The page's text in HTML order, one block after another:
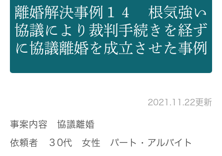
離婚解決事例１４ 根気強い
協議により裁判手続きを経ず
に協議離婚を成立させた事例
2021.11.22更新
事案内容 協議離婚
依頼者 ３0代 女性 パート・アルバイト